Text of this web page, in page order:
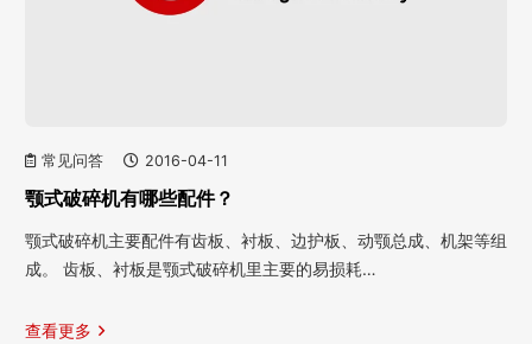
常见问答 2016-04-11
颚式破碎机有哪些配件？
颚式破碎机主要配件有齿板、衬板、边护板、动颚总成、机架等组
成。 齿板、衬板是颚式破碎机里主要的易损耗…
查看更多